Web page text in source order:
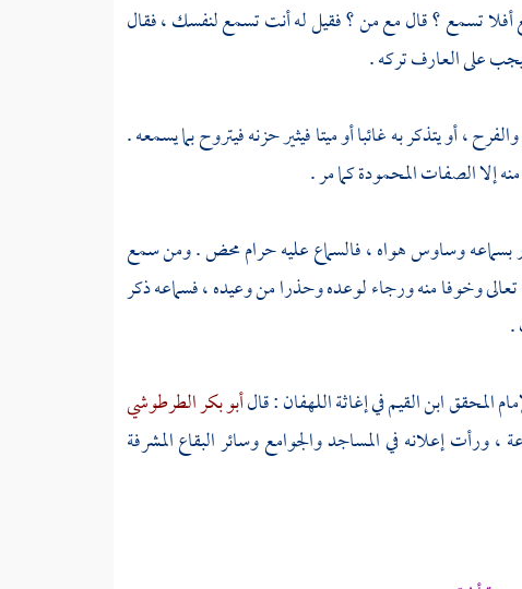
أفلا تسمع ؟ قال مع من ؟ فقيل له أنت تسمع لنفسك ، فقال
على العارف تركه .
، أو يتذكر به غائبا أو ميتا فيثير حزنه فيتروح بما يسمعه .
إلا الصفات المحمودة كما مر .
وساوس هواه ، فالسماع عليه حرام محض . ومن سمع
وخوفا منه ورجاء لوعده وحذرا من وعيده ، فسماعه ذكر
.
المحققابن القيمفي إغاثة اللهفان : قالأبو بكر الطرطوشي
، ورأت إعلانه في المساجد والجوامع وسائر البقاع المشرفة